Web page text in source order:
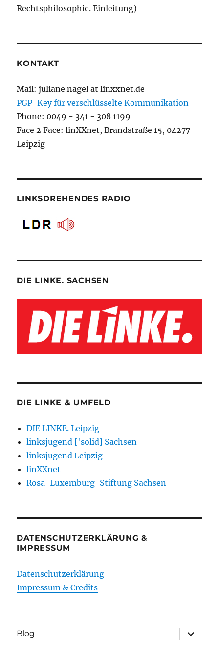
Rechtsphilosophie. Einleitung)
KONTAKT
Mail: juliane.nagel at linxxnet.de
PGP-Key für verschlüsselte Kommunikation
Phone: 0049 - 341 - 308 1199
Face 2 Face: linXXnet, Brandstraße 15, 04277
Leipzig
LINKSDREHENDES RADIO
DIE LINKE. SACHSEN
DIE LINKE & UMFELD
DIE LINKE. Leipzig
linksjugend ['solid] Sachsen
linksjugend Leipzig
linXXnet
Rosa-Luxemburg-Stiftung Sachsen
DATENSCHUTZERKLÄRUNG &
IMPRESSUM
Datenschutzerklärung
Impressum & Credits
Blog
öffnen